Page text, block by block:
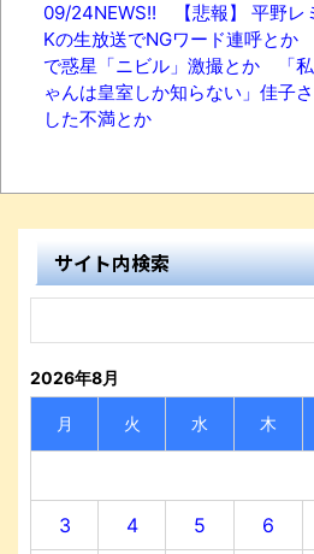
09/24NEWS!! 【悲報】 平野レ
Kの生放送でNGワード連呼とか
で惑星「ニビル」激撮とか 「
ゃんは皇室しか知らない」佳子
した不満とか
サイト内検索
2026年8月
月 火 水 木
3 4 5 6